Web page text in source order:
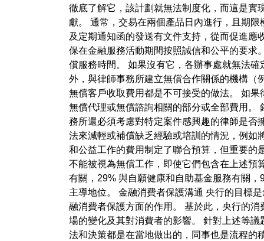
徹底了解它，該計劃就無法制度化，而這是實
獻。 通常，交易在兩個產品日內進行，且期
及定期通知函的發送有文件支持，從而促進
保在金融服務活動期間按照誠信和公平的要求
償服務時間。 如果沒有它，各辦事處就無法
外，與律師事務所建立無償合作關係的機構（
無償客戶收取費用都是不可接受的做法。 如
無償代理或無償諮詢相關的部分或全部費用。
務所還必須考慮對特定案件感興趣的律師是否
法來減輕或補償缺乏經驗或培訓的情況，例如
和公益工作的費用制定了聯合預算，但重要的
不能被視為無償工作，即使它們包含在上述預
有關，29% 與自願健康和自助基金服務有關
主導地位。 金融消費者保護溝通 央行的目標
融消費者保護方面的作用。 基於此，央行的
場的變化及其對消費者的影響。 針對上述等
法和決策都是在當地做出的，同事也是流程的